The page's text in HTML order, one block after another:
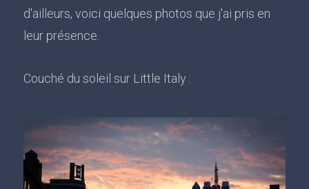
d'ailleurs, voici quelques photos que j'ai pris en
leur présence.
Couché du soleil sur Little Italy :